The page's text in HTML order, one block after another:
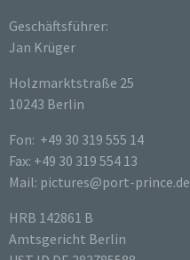
Geschäftsführer:
Jan Krüger
Holzmarktstraße 25
10243 Berlin
Fon: +49 30 319 555 14
Fax: +49 30 319 554 13
Mail: pictures@port-prince.de
HRB 142861 B
Amtsgericht Berlin